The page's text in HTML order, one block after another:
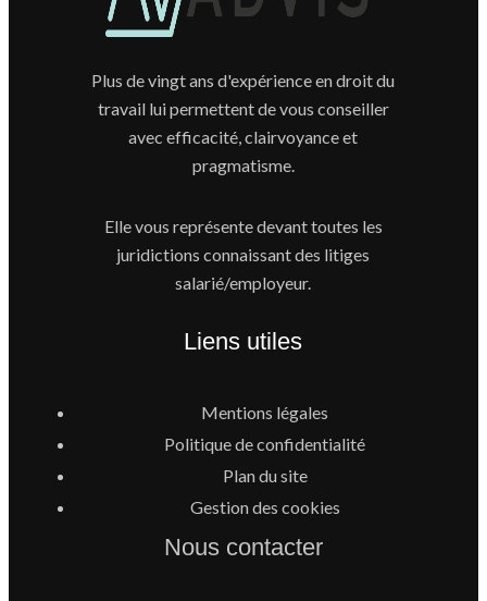
Plus de vingt ans d'expérience en droit du
travail lui permettent de vous conseiller
avec efficacité, clairvoyance et
pragmatisme.
Elle vous représente devant toutes les
juridictions connaissant des litiges
salarié/employeur.
Liens utiles
Mentions légales
Politique de confidentialité
Plan du site
Gestion des cookies
Nous contacter